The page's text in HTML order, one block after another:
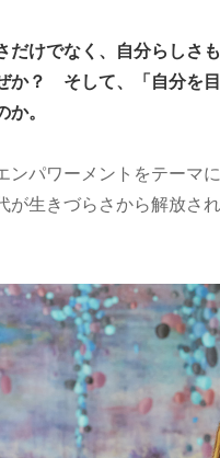
だけでなく、自分らしさ
か？ そして、「自分を
か。
ンパワーメントをテーマ
が生きづらさから解放さ